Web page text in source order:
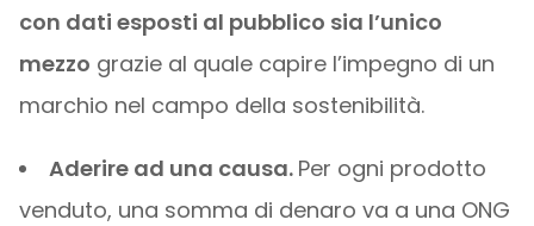
con dati esposti al pubblico sia l’unico
mezzo grazie al quale capire l’impegno di un
marchio nel campo della sostenibilità.
Aderire ad una causa. Per ogni prodotto
venduto, una somma di denaro va a una ONG